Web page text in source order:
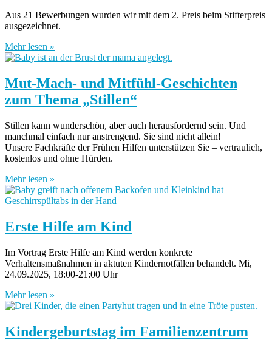
Aus 21 Bewerbungen wurden wir mit dem 2. Preis beim Stifterpreis
ausgezeichnet.
Mehr lesen »
Mut-Mach- und Mitfühl-Geschichten
zum Thema „Stillen“
Stillen kann wunderschön, aber auch herausfordernd sein. Und
manchmal einfach nur anstrengend. Sie sind nicht allein!
Unsere Fachkräfte der Frühen Hilfen unterstützen Sie – vertraulich,
kostenlos und ohne Hürden.
Mehr lesen »
Erste Hilfe am Kind
Im Vortrag Erste Hilfe am Kind werden konkrete
Verhaltensmaßnahmen in aktuten Kindernotfällen behandelt. Mi,
24.09.2025, 18:00-21:00 Uhr
Mehr lesen »
Kindergeburtstag im Familienzentrum